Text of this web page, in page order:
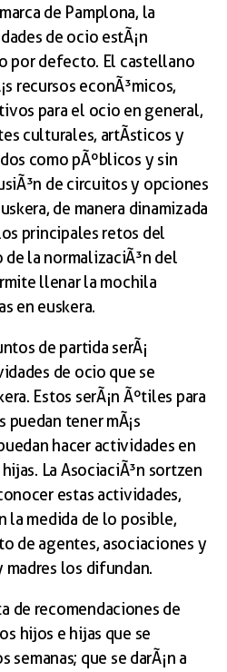
de Pamplona, la
de ocio estÃ¡n
por defecto. El castellano
recursos econÃ³micos,
para el ocio en general,
culturales, artÃ­sticos y
como pÃºblicos y sin
de circuitos y opciones
de manera dinamizada
principales retos del
de la normalizaciÃ³n del
llenar la mochila
en euskera.
de partida serÃ¡
de ocio que se
Estos serÃ¡n Ãºtiles para
puedan tener mÃ¡s
hacer actividades en
La AsociaciÃ³n sortzen
estas actividades,
la medida de lo posible,
de agentes, asociaciones y
madres los difundan.
de recomendaciones de
hijos e hijas que se
semanas; que se darÃ¡n a